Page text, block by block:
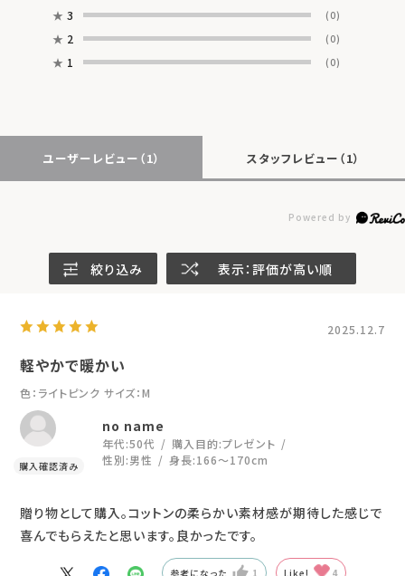
★ 3 (0)
★ 2 (0)
★ 1 (0)
ユーザーレビュー （1） スタッフレビュー （1）
絞り込み 表示：評価が高い順
2025.12.7
軽やかで暖かい
色：ライトピンク サイズ：M
no name
年代:50代 購入目的:プレゼント
性別:男性 身長:166～170cm
贈り物として購入。コットンの柔らかい素材感が期待した感じで
喜んでもらえたと思います。良かったです。
参考になった 1 Like! 4